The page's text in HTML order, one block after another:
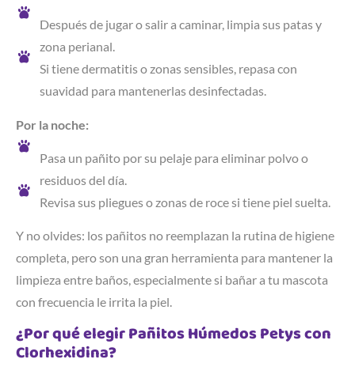
Después de jugar o salir a caminar, limpia sus patas y
zona perianal.
Si tiene dermatitis o zonas sensibles, repasa con
suavidad para mantenerlas desinfectadas.
Por la noche:
Pasa un pañito por su pelaje para eliminar polvo o
residuos del día.
Revisa sus pliegues o zonas de roce si tiene piel suelta.
Y no olvides: los pañitos no reemplazan la rutina de higiene
completa, pero son una gran herramienta para mantener la
limpieza entre baños, especialmente si bañar a tu mascota
con frecuencia le irrita la piel.
¿Por qué elegir Pañitos Húmedos Petys con
Clorhexidina?